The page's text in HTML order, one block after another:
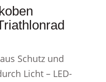
Schutz und
Licht – LED-